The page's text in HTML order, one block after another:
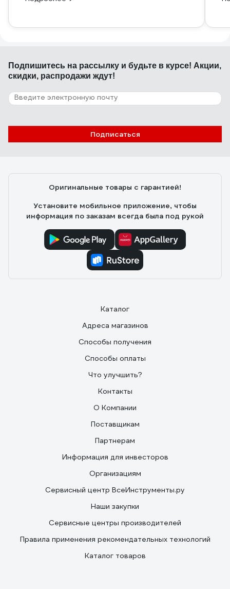
Подпишитесь на рассылку и будьте в курсе! Акции,
скидки, распродажи ждут!
Подписаться
Оригинальные товары с гарантией!
Установите мобильное приложение, чтобы
информация по заказам всегда была под рукой
Каталог
Адреса магазинов
Способы получения
Способы оплаты
Что улучшить?
Контакты
О Компании
Поставщикам
Партнерам
Информация для инвесторов
Организациям
Сервисный центр ВсеИнструменты.ру
Наши закупки
Сервисные центры производителей
Правила применения рекомендательных технологий
Каталог товаров